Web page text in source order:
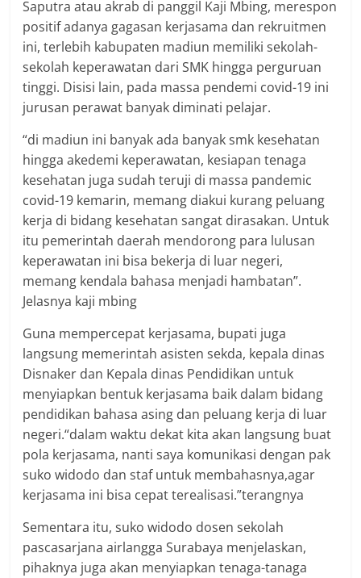
Saputra atau akrab di panggil Kaji Mbing, merespon
positif adanya gagasan kerjasama dan rekruitmen
ini, terlebih kabupaten madiun memiliki sekolah-
sekolah keperawatan dari SMK hingga perguruan
tinggi. Disisi lain, pada massa pendemi covid-19 ini
jurusan perawat banyak diminati pelajar.
“di madiun ini banyak ada banyak smk kesehatan
hingga akedemi keperawatan, kesiapan tenaga
kesehatan juga sudah teruji di massa pandemic
covid-19 kemarin, memang diakui kurang peluang
kerja di bidang kesehatan sangat dirasakan. Untuk
itu pemerintah daerah mendorong para lulusan
keperawatan ini bisa bekerja di luar negeri,
memang kendala bahasa menjadi hambatan”.
Jelasnya kaji mbing
Guna mempercepat kerjasama, bupati juga
langsung memerintah asisten sekda, kepala dinas
Disnaker dan Kepala dinas Pendidikan untuk
menyiapkan bentuk kerjasama baik dalam bidang
pendidikan bahasa asing dan peluang kerja di luar
negeri.“dalam waktu dekat kita akan langsung buat
pola kerjasama, nanti saya komunikasi dengan pak
suko widodo dan staf untuk membahasnya,agar
kerjasama ini bisa cepat terealisasi.”terangnya
Sementara itu, suko widodo dosen sekolah
pascasarjana airlangga Surabaya menjelaskan,
pihaknya juga akan menyiapkan tenaga-tanaga